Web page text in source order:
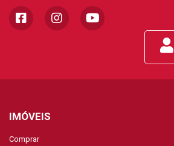
IMÓVEIS
Comprar